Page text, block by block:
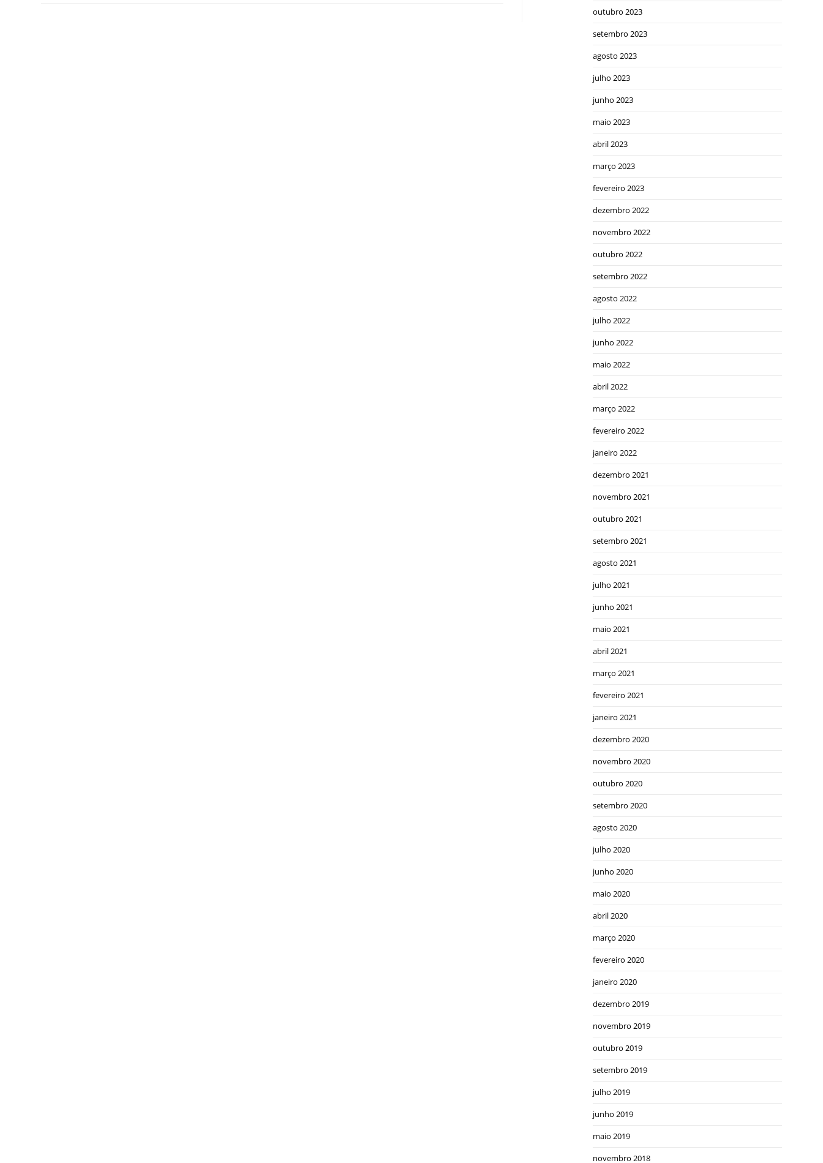
outubro 2023
setembro 2023
agosto 2023
julho 2023
junho 2023
maio 2023
abril 2023
março 2023
fevereiro 2023
dezembro 2022
novembro 2022
outubro 2022
setembro 2022
agosto 2022
julho 2022
junho 2022
maio 2022
abril 2022
março 2022
fevereiro 2022
janeiro 2022
dezembro 2021
novembro 2021
outubro 2021
setembro 2021
agosto 2021
julho 2021
junho 2021
maio 2021
abril 2021
março 2021
fevereiro 2021
janeiro 2021
dezembro 2020
novembro 2020
outubro 2020
setembro 2020
agosto 2020
julho 2020
junho 2020
maio 2020
abril 2020
março 2020
fevereiro 2020
janeiro 2020
dezembro 2019
novembro 2019
outubro 2019
setembro 2019
julho 2019
junho 2019
maio 2019
novembro 2018